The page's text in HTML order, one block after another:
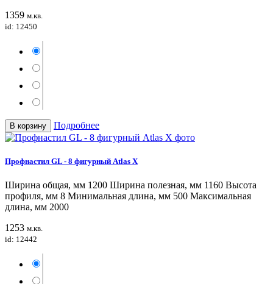
1359 м.кв.
id: 12450
В корзину Подробнее
Профнастил GL - 8 фигурный Atlas X
Ширина общая, мм 1200 Ширина полезная, мм 1160 Высота
профиля, мм 8 Минимальная длина, мм 500 Максимальная
длина, мм 2000
1253 м.кв.
id: 12442